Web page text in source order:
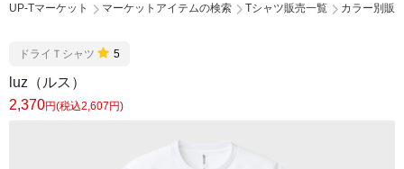
UP-Tマーケット マーケットアイテムの検索 Tシャツ販売一覧 カラー別販
ドライＴシャツ 5
luz（ルス）
2,370円(税込2,607円)